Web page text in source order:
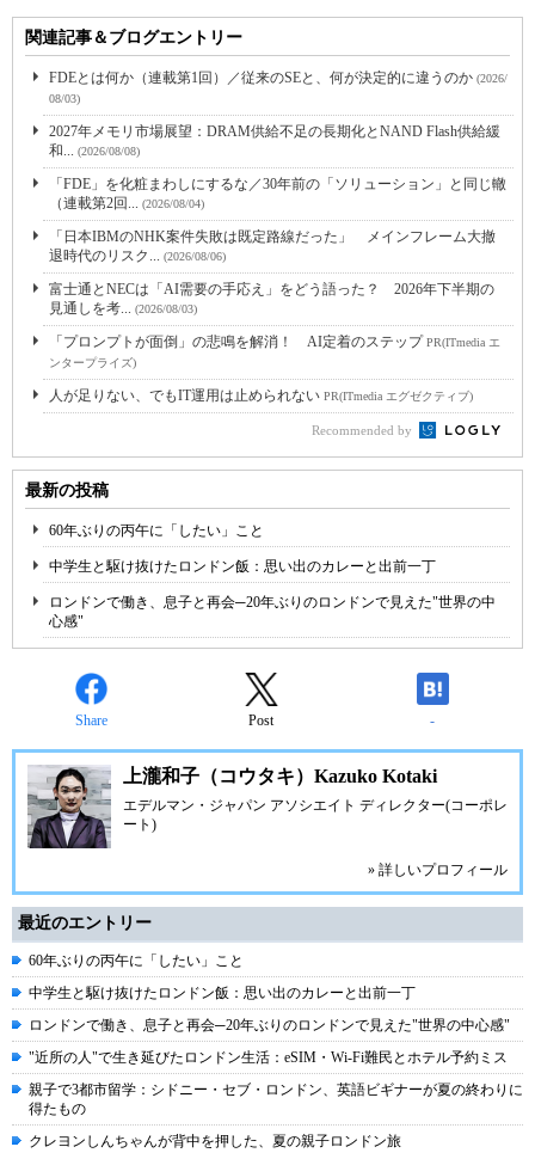
関連記事＆ブログエントリー
FDEとは何か（連載第1回）／従来のSEと、何が決定的に違うのか (2026/
08/03)
2027年メモリ市場展望：DRAM供給不足の長期化とNAND Flash供給緩
和... (2026/08/08)
「FDE」を化粧まわしにするな／30年前の「ソリューション」と同じ轍
（連載第2回... (2026/08/04)
「日本IBMのNHK案件失敗は既定路線だった」 メインフレーム大撤
退時代のリスク... (2026/08/06)
富士通とNECは「AI需要の手応え」をどう語った？ 2026年下半期の
見通しを考... (2026/08/03)
「プロンプトが面倒」の悲鳴を解消！ AI定着のステップPR(ITmedia エ
ンタープライズ)
人が足りない、でもIT運用は止められない PR(ITmedia エグゼクティブ)
Recommended by
最新の投稿
60年ぶりの丙午に「したい」こと
中学生と駆け抜けたロンドン飯：思い出のカレーと出前一丁
ロンドンで働き、息子と再会─20年ぶりのロンドンで見えた"世界の中
心感"
Share Post -
上瀧和子（コウタキ）Kazuko Kotaki
エデルマン・ジャパン アソシエイト ディレクター(コーポレ
ート)
» 詳しいプロフィール
最近のエントリー
60年ぶりの丙午に「したい」こと
中学生と駆け抜けたロンドン飯：思い出のカレーと出前一丁
ロンドンで働き、息子と再会─20年ぶりのロンドンで見えた"世界の中心感"
"近所の人"で生き延びたロンドン生活：eSIM・Wi-Fi難民とホテル予約ミス
親子で3都市留学：シドニー・セブ・ロンドン、英語ビギナーが夏の終わりに
得たもの
クレヨンしんちゃんが背中を押した、夏の親子ロンドン旅